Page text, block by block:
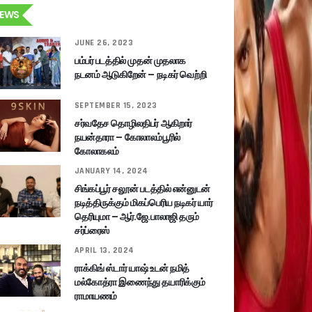
JUNE 26, 2023
பம்பர் படத்தில் முதன் முதலாக
நடனம் ஆடுகிறேன் – நடிகர் வெற்றி
SEPTEMBER 15, 2023
சர்வதேச தொழிலதிபர் ஆகிறார்
நயன்தாரா – கோலாலம்பூரில்
கோலாகலம்
JANUARY 14, 2024
சிங்கப்பூர் சலூன் படத்தில் என்னுடன்
நடித்திருக்கும் மிகப்பெரிய நடிகர் யார்
தெரியுமா – ஆர்.ஜே.பாலாஜி தரும்
சர்ப்ரைஸ்
APRIL 13, 2024
ராக்கிங் ஸ்டார் யாஷ் உடன் நமித்
மல்கோத்ரா இணைந்து தயாரிக்கும்
ராமாயணம்